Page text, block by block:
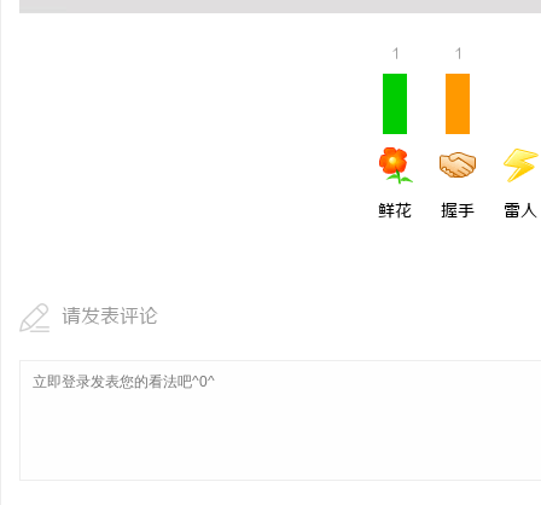
1
鲜花
1
握手 雷人
请发表评论